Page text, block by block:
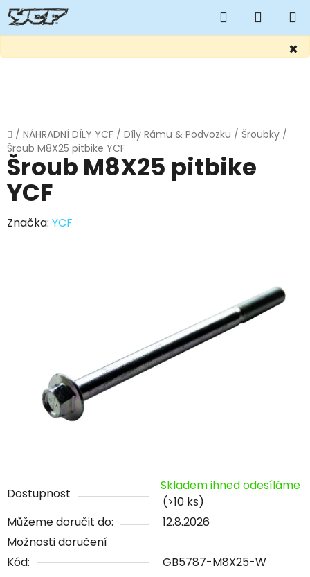
×
Hledat
KOŠÍK
Domů
/ NÁHRADNÍ DÍLY YCF / Díly Rámu & Podvozku / Šroubky /
Šroub M8X25 pitbike YCF
Dostupnost
Skladem ihned odesíláme
(>10 ks)
Můžeme doručit do:
12.8.2026
Možnosti doručení
Kód:
GB5787-M8X25-W
Šroub M8X25 pitbike
YCF
Značka: YCF